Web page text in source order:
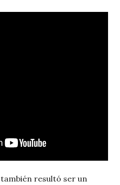
también resultó ser un